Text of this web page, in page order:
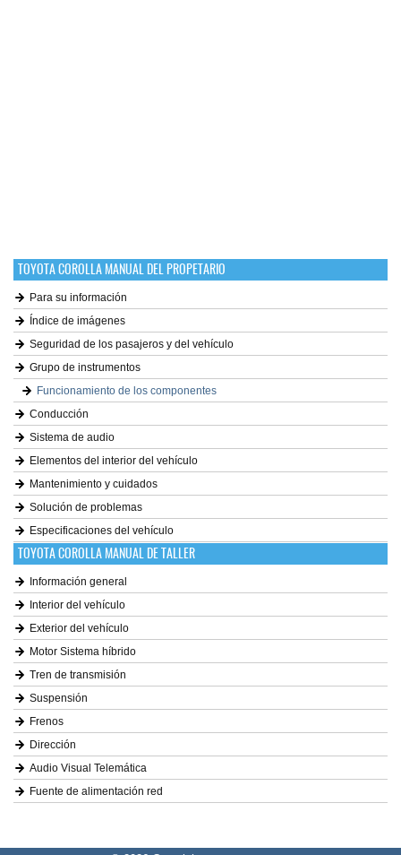
TOYOTA COROLLA MANUAL DEL PROPETARIO
Para su información
Índice de imágenes
Seguridad de los pasajeros y del vehículo
Grupo de instrumentos
Funcionamiento de los componentes
Conducción
Sistema de audio
Elementos del interior del vehículo
Mantenimiento y cuidados
Solución de problemas
Especificaciones del vehículo
TOYOTA COROLLA MANUAL DE TALLER
Información general
Interior del vehículo
Exterior del vehículo
Motor Sistema híbrido
Tren de transmisión
Suspensión
Frenos
Dirección
Audio Visual Telemática
Fuente de alimentación red